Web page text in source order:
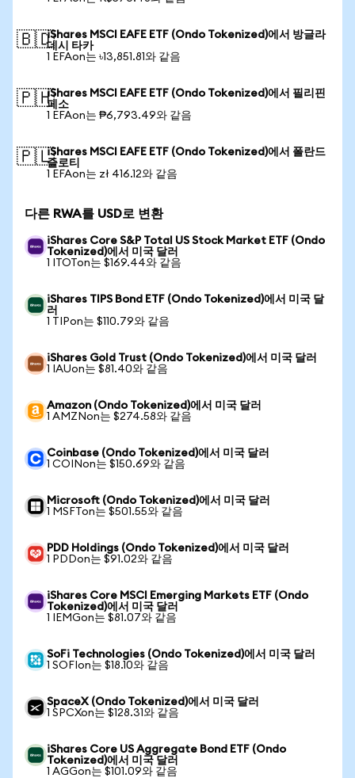
🇧🇩iShares MSCI EAFE ETF (Ondo Tokenized)에서 방글라
데시 타카
1 EFAon는 ৳13,851.81와 같음
🇵🇭iShares MSCI EAFE ETF (Ondo Tokenized)에서 필리핀
페소
1 EFAon는 ₱6,793.49와 같음
🇵🇱iShares MSCI EAFE ETF (Ondo Tokenized)에서 폴란드
즐로티
1 EFAon는 zł 416.12와 같음
다른 RWA를 USD로 변환
iShares Core S&P Total US Stock Market ETF (Ondo
Tokenized)에서 미국 달러
1 ITOTon는 $169.44와 같음
iShares TIPS Bond ETF (Ondo Tokenized)에서 미국 달
러
1 TIPon는 $110.79와 같음
iShares Gold Trust (Ondo Tokenized)에서 미국 달러
1 IAUon는 $81.40와 같음
Amazon (Ondo Tokenized)에서 미국 달러
1 AMZNon는 $274.58와 같음
Coinbase (Ondo Tokenized)에서 미국 달러
1 COINon는 $150.69와 같음
Microsoft (Ondo Tokenized)에서 미국 달러
1 MSFTon는 $501.55와 같음
PDD Holdings (Ondo Tokenized)에서 미국 달러
1 PDDon는 $91.02와 같음
iShares Core MSCI Emerging Markets ETF (Ondo
Tokenized)에서 미국 달러
1 IEMGon는 $81.07와 같음
SoFi Technologies (Ondo Tokenized)에서 미국 달러
1 SOFIon는 $18.10와 같음
SpaceX (Ondo Tokenized)에서 미국 달러
1 SPCXon는 $128.31와 같음
iShares Core US Aggregate Bond ETF (Ondo
Tokenized)에서 미국 달러
1 AGGon는 $101.09와 같음